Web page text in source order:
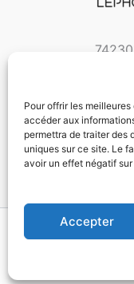
Pour offrir les
accéder aux
permettra de traiter des
uniques sur ce site. Le
avoir un effet négatif
Accepter